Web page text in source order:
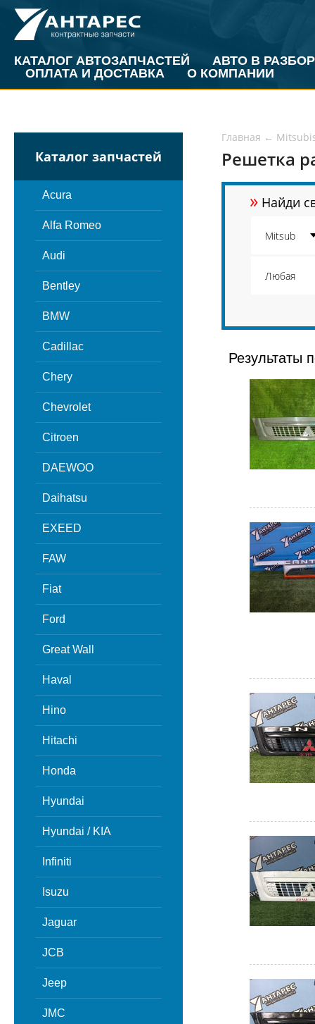
КАТАЛОГ АВТОЗАПЧАСТЕЙ
АВТО В РАЗБОР
ОПЛАТА И ДОСТАВКА
О КОМПАНИИ
Каталог запчастей
Acura
Alfa Romeo
Audi
Bentley
BMW
Cadillac
Chery
Chevrolet
Citroen
DAEWOO
Daihatsu
EXEED
FAW
Fiat
Ford
Great Wall
Haval
Hino
Hitachi
Honda
Hyundai
Hyundai / KIA
Infiniti
Isuzu
Jaguar
JCB
Jeep
JMC
Главная ←
Решетка
» Найди
Результаты